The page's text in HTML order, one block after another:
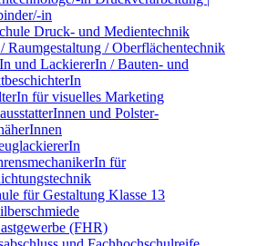
in
Druck- und Medientechnik
Raumgestaltung / Oberflächentechnik
und LackiererIn / Bauten- und
für visuelles Marketing
und Polster-
für
für Gestaltung Klasse 13
(FHR)